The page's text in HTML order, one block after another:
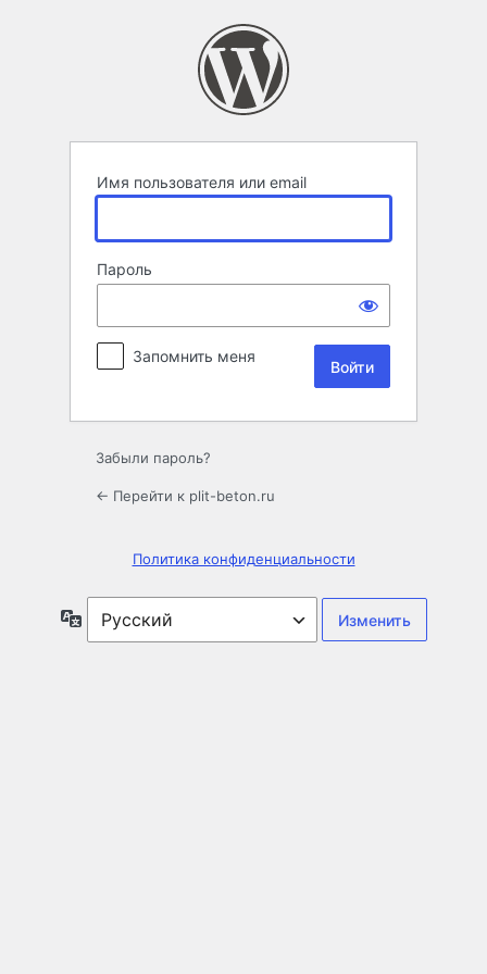
Имя пользователя или email
Пароль
Запомнить меня
Забыли пароль?
← Перейти к plit-beton.ru
Политика конфиденциальности
Язык